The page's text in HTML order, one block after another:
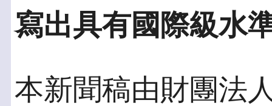
寫出具有國際級水
本新聞稿由財團法